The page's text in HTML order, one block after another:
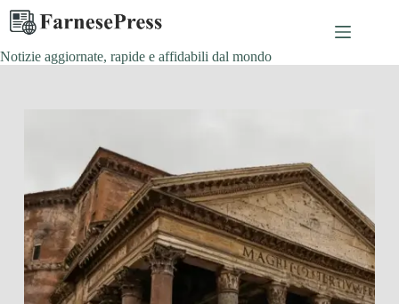
Salta
contenuto
Notizie aggiornate, rapide e affidabili dal mondo